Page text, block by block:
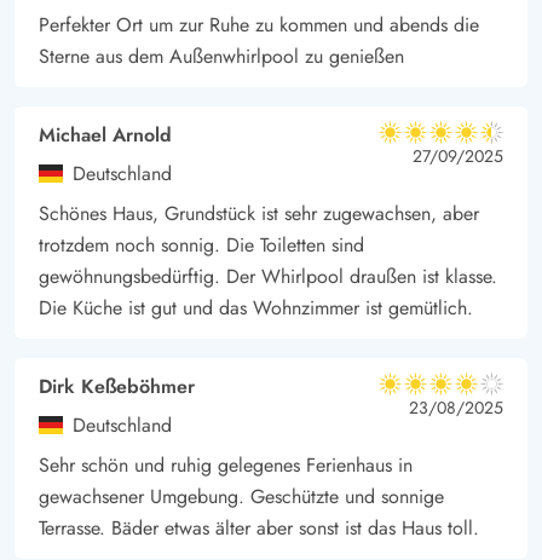
Perfekter Ort um zur Ruhe zu kommen und abends die
Sterne aus dem Außenwhirlpool zu genießen
Michael Arnold
Deutschland
4.5 von 5
4.5 von 5
4.5 out of 5
27/09/2025
Schönes Haus, Grundstück ist sehr zugewachsen, aber
trotzdem noch sonnig. Die Toiletten sind
gewöhnungsbedürftig. Der Whirlpool draußen ist klasse.
Die Küche ist gut und das Wohnzimmer ist gemütlich.
Dirk Keßeböhmer
Deutschland
4 von 5
4 von 5
4 out of 5
23/08/2025
Sehr schön und ruhig gelegenes Ferienhaus in
gewachsener Umgebung. Geschützte und sonnige
Terrasse. Bäder etwas älter aber sonst ist das Haus toll.